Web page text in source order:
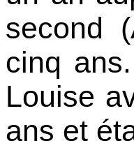
second
cinq
Louise
ans et